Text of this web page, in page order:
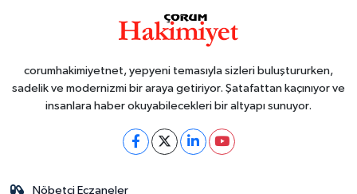
corumhakimiyetnet, yepyeni temasıyla sizleri buluştururken,
sadelik ve modernizmi bir araya getiriyor. Şatafattan kaçınıyor ve
insanlara haber okuyabilecekleri bir altyapı sunuyor.
Nöbetçi Eczaneler